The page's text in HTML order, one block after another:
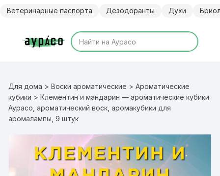
Ветеринарные паспорта Дезодоранты Духи
Для дома >Воски ароматические >Ароматические
кубики > Клементин и мандарин — ароматические кубики
Аурасо, ароматический воск, аромакубики для
аромалампы, 9 штук